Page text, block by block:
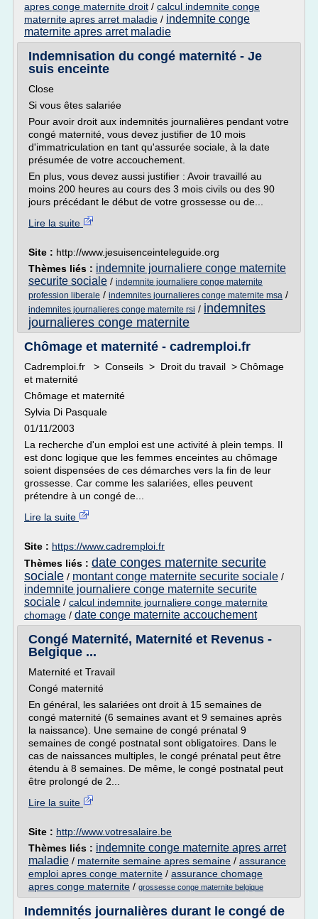
apres conge maternite droit / calcul indemnite conge
maternite apres arret maladie / indemnite conge
maternite apres arret maladie
Indemnisation du congé maternité - Je
suis enceinte
Close
Si vous êtes salariée
Pour avoir droit aux indemnités journalières pendant votre
congé maternité, vous devez justifier de 10 mois
d'immatriculation en tant qu'assurée sociale, à la date
présumée de votre accouchement.
En plus, vous devez aussi justifier : Avoir travaillé au
moins 200 heures au cours des 3 mois civils ou des 90
jours précédant le début de votre grossesse ou de...
Lire la suite
Site : http://www.jesuisenceinteleguide.org
Thèmes liés : indemnite journaliere conge maternite
securite sociale / indemnite journaliere conge maternite
profession liberale / indemnites journalieres conge maternite msa /
indemnites journalieres conge maternite rsi / indemnites
journalieres conge maternite
Chômage et maternité - cadremploi.fr
Cadremploi.fr > Conseils > Droit du travail > Chômage
et maternité
Chômage et maternité
Sylvia Di Pasquale
01/11/2003
La recherche d'un emploi est une activité à plein temps. Il
est donc logique que les femmes enceintes au chômage
soient dispensées de ces démarches vers la fin de leur
grossesse. Car comme les salariées, elles peuvent
prétendre à un congé de...
Lire la suite
Site : https://www.cadremploi.fr
Thèmes liés : date conges maternite securite
sociale / montant conge maternite securite sociale /
indemnite journaliere conge maternite securite
sociale / calcul indemnite journaliere conge maternite
chomage / date conge maternite accouchement
Congé Maternité, Maternité et Revenus -
Belgique ...
Maternité et Travail
Congé maternité
En général, les salariées ont droit à 15 semaines de
congé maternité (6 semaines avant et 9 semaines après
la naissance). Une semaine de congé prénatal 9
semaines de congé postnatal sont obligatoires. Dans le
cas de naissances multiples, le congé prénatal peut être
étendu à 8 semaines. De même, le congé postnatal peut
être prolongé de 2...
Lire la suite
Site : http://www.votresalaire.be
Thèmes liés : indemnite conge maternite apres arret
maladie / maternite semaine apres semaine / assurance
emploi apres conge maternite / assurance chomage
apres conge maternite / grossesse conge maternite belgique
Indemnités journalières durant le congé de